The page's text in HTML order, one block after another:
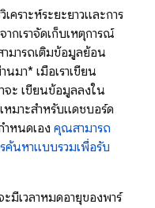
คราะห์ระยะยาวและการ
กเราจัดเก็บเหตุการณ์
มารถเติมข้อมูลย้อน
มา* เมื่อเราเขียน
จะ เขียนข้อมูลลงใน
มาะสำหรับแดชบอร์ด
หนดเอง คุณสามารถ
ค้นหาแบบรวมเพื่อรับ
มีเวลาหมดอายุของพาร์